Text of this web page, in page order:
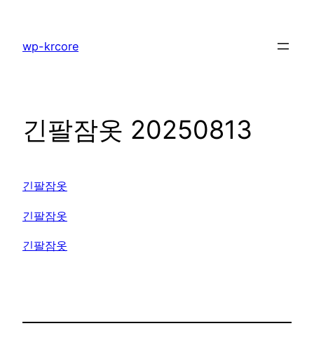
wp-krcore
긴팔잠옷 20250813
긴팔잠옷
긴팔잠옷
긴팔잠옷